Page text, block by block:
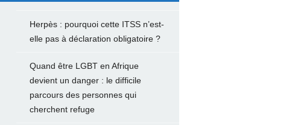
Herpès : pourquoi cette ITSS n’est-
elle pas à déclaration obligatoire ?
Quand être LGBT en Afrique
devient un danger : le difficile
parcours des personnes qui
cherchent refuge